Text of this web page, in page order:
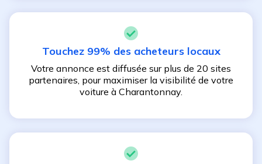
Touchez 99% des acheteurs locaux
Votre annonce est diffusée sur plus de 20 sites
partenaires, pour maximiser la visibilité de votre
voiture à Charantonnay.